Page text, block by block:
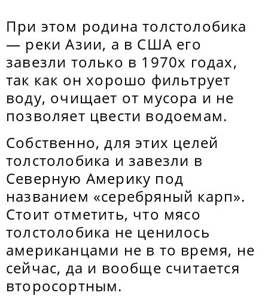
При этом родина толстолобика
— реки Азии, а в США его
завезли только в 1970х годах,
так как он хорошо фильтрует
воду, очищает от мусора и не
позволяет цвести водоемам.
Собственно, для этих целей
толстолобика и завезли в
Северную Америку под
названием «серебряный карп».
Стоит отметить, что мясо
толстолобика не ценилось
американцами не в то время, не
сейчас, да и вообще считается
второсортным.